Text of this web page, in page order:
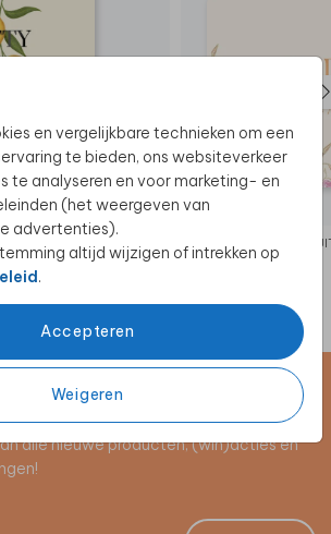
en vergelijkbare technieken om een
te bieden, ons websiteverkeer
te analyseren en voor marketing- en
(het weergeven van
advertenties).
altijd wijzigen of intrekken op
.
Accepteren
Weigeren
de nieuwsbrief
alle nieuwe producten, (win)acties en